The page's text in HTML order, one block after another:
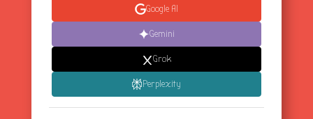
Google AI
Gemini
Grok
Perplexity